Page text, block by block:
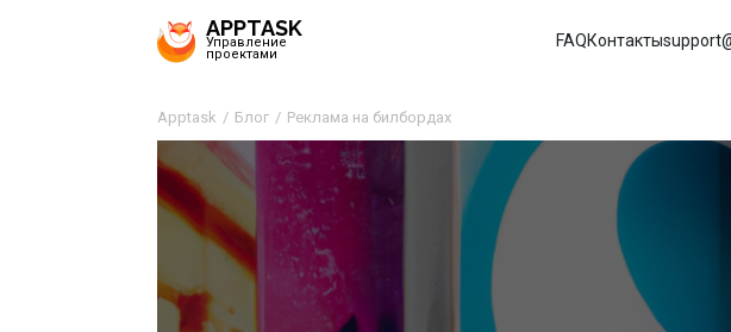
APPTASK
Управление
проектами
FAQКонтакты
Apptask Блог Реклама на билбордах